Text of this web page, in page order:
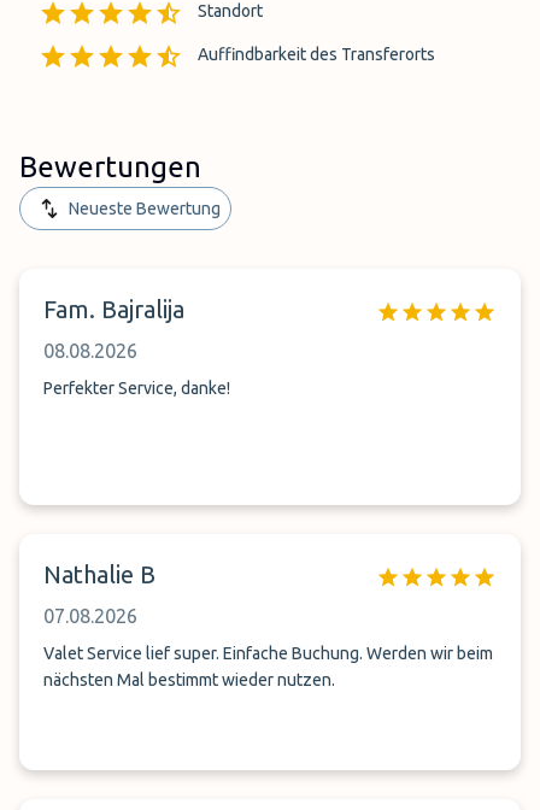
Standort
Auffindbarkeit des Transferorts
Bewertungen
Neueste Bewertung
Fam. Bajralija
08.08.2026
Perfekter Service, danke!
Nathalie B
07.08.2026
Valet Service lief super. Einfache Buchung. Werden wir beim
nächsten Mal bestimmt wieder nutzen.